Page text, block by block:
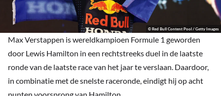
© Red Bull Content Pool / Getty Images
Max Verstappen is wereldkampioen Formule 1 geworden
door Lewis Hamilton in een rechtstreeks duel in de laatste
ronde van de laatste race van het jaar te verslaan. Daardoor,
in combinatie met de snelste raceronde, eindigt hij op acht